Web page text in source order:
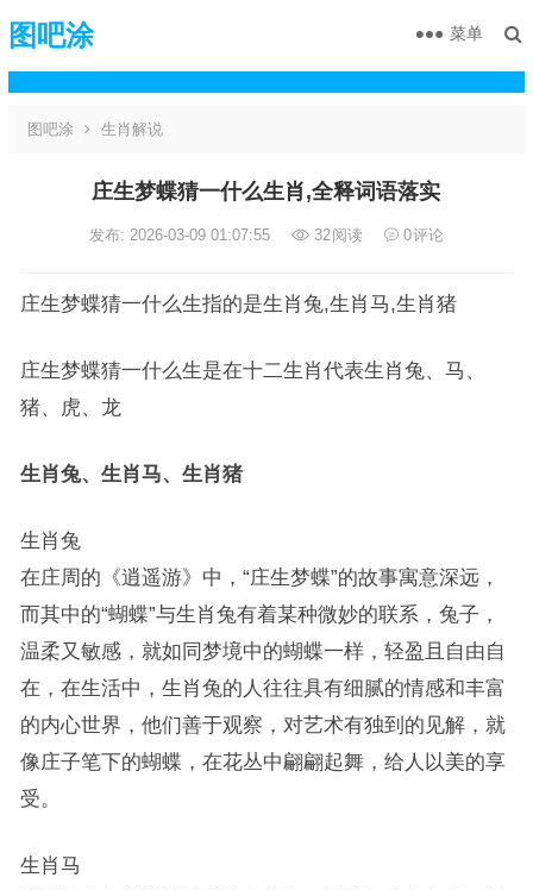
图吧涂 菜单
图吧涂 生肖解说
庄生梦蝶猜一什么生肖,全释词语落实
发布: 2026-03-09 01:07:55 32阅读 0评论
庄生梦蝶猜一什么生指的是生肖兔,生肖马,生肖猪
庄生梦蝶猜一什么生是在十二生肖代表生肖兔、马、
猪、虎、龙
生肖兔、生肖马、生肖猪
生肖兔
在庄周的《逍遥游》中，“庄生梦蝶”的故事寓意深远，
而其中的“蝴蝶”与生肖兔有着某种微妙的联系，兔子，
温柔又敏感，就如同梦境中的蝴蝶一样，轻盈且自由自
在，在生活中，生肖兔的人往往具有细腻的情感和丰富
的内心世界，他们善于观察，对艺术有独到的见解，就
像庄子笔下的蝴蝶，在花丛中翩翩起舞，给人以美的享
受。
生肖马